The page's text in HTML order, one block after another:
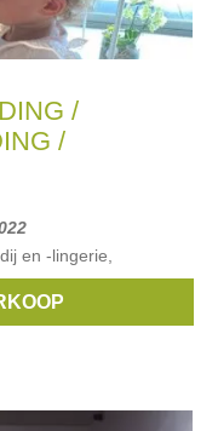
/
/
en -lingerie,
,Attesa